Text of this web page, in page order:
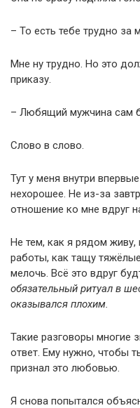
– То есть тебе трудно за
Мне ну трудно. Но это
приказу.
– Любящий мужчина сам
Слово в слово.
Тут у меня внутри
нехорошее. Не из-за
отношение ко мне вдруг
Не тем, как я рядом
работы, как тащу
мелочь. Всё это вдруг
обязательный ритуал в
оказывался плохим.
Такие разговоры многие
ответ. Ему нужно, чтобы
признал это любовью.
Я снова попытался